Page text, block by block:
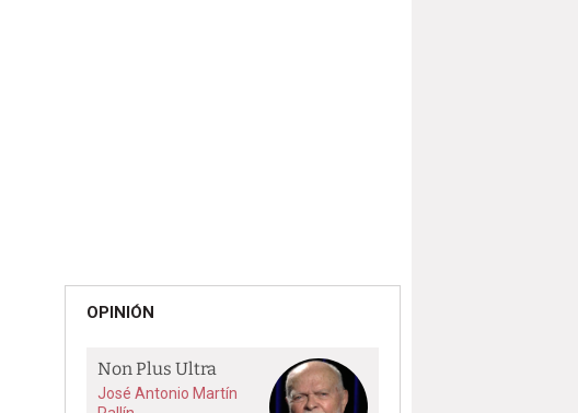
OPINIÓN
Non Plus Ultra
José Antonio Martín